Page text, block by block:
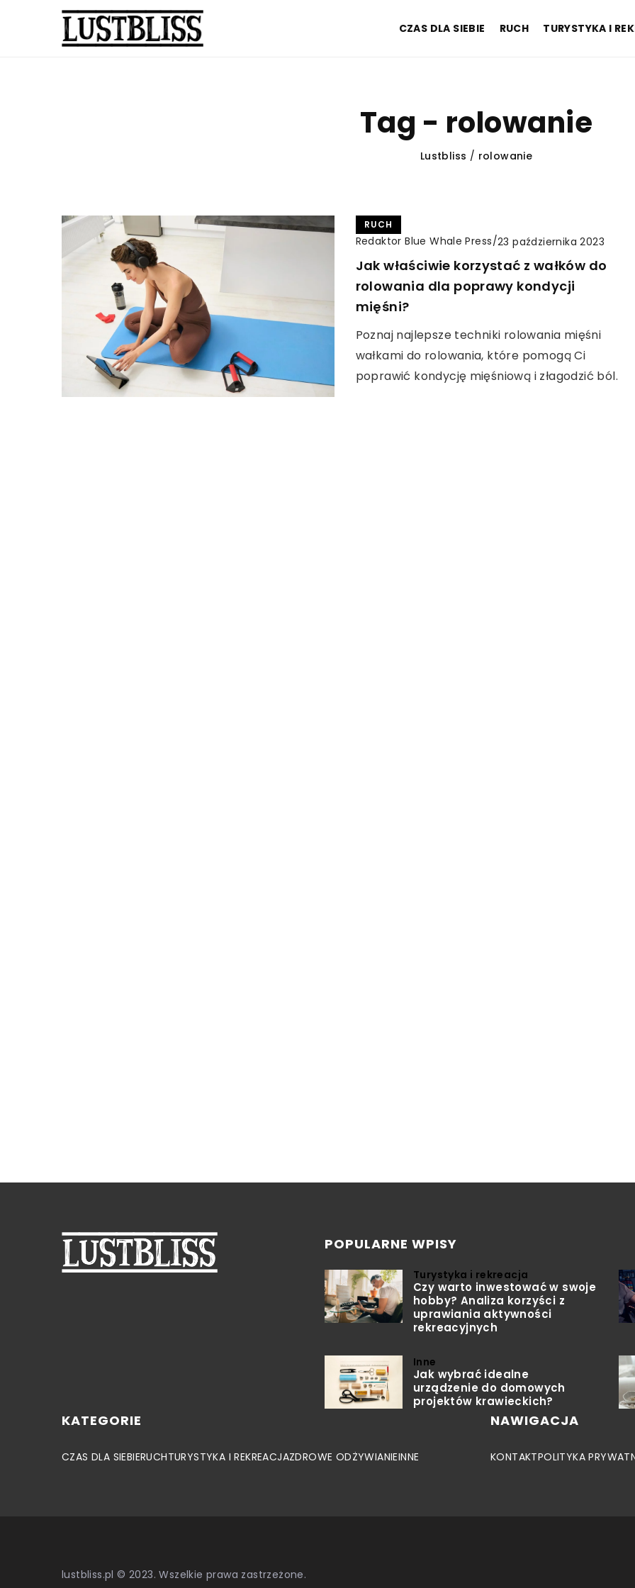
CZAS DLA SIEBIE RUCH TURYSTYKA I
Tag - rolowanie
Lustbliss / rolowanie
RUCH
Redaktor Blue Whale Press/23 października 2023
Jak właściwie korzystać z wałków do
rolowania dla poprawy kondycji
mięśni?
Poznaj najlepsze techniki rolowania mięśni
wałkami do rolowania, które pomogą Ci
poprawić kondycję mięśniową i złagodzić ból.
POPULARNE WPISY
Turystyka i rekreacja
Czy warto inwestować w swoje
hobby? Analiza korzyści z
uprawiania aktywności
rekreacyjnych
Inne
Jak wybrać idealne
urządzenie do domowych
projektów krawieckich?
KATEGORIE
CZAS DLA SIEBIERUCHTURYSTYKA I REKREACJAZDROWE ODŻYWIANIEINNE
NAWIGACJA
KONTAKTPOLITYKA
lustbliss.pl © 2023. Wszelkie prawa zastrzeżone.